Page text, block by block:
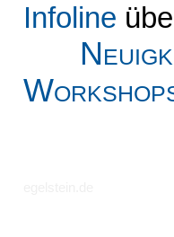
Infoline